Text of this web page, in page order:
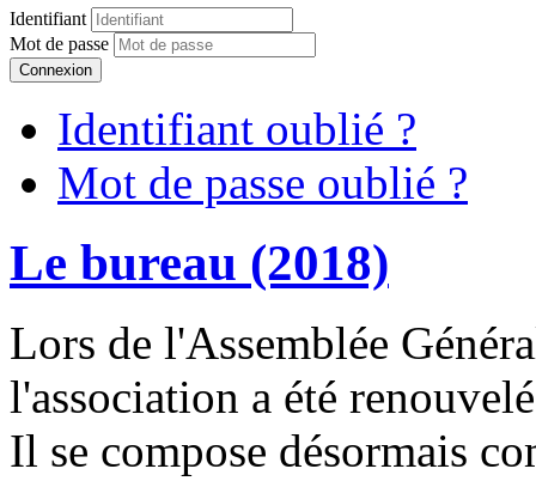
Identifiant
Mot de passe
Connexion
Identifiant oublié ?
Mot de passe oublié ?
Le bureau (2018)
Lors de l'Assemblée
l'association a été
Il se compose désormais